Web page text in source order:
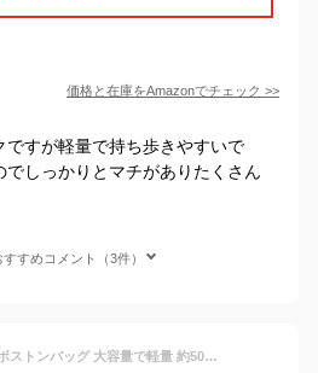
価格と在庫をAmazonでチェック >>
すが軽量で持ち歩きやすいで
しっかりとマチがありたくさん
すめコメント（3件）
sobagni ソバニ公式 ボストンバッグ 大容量で軽量 約50％の重さでラクラク スポーツバッグ ジムバッグ ゴルフバッグ やビジネスに 日本製高耐久エシカルレザー 撥水 防水 防汚で雨の日も安心 お手入れ簡単 合皮 送料無料 バレンタイン